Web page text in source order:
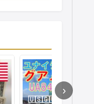
🇺🇸🇬🇺【4日目・最
›